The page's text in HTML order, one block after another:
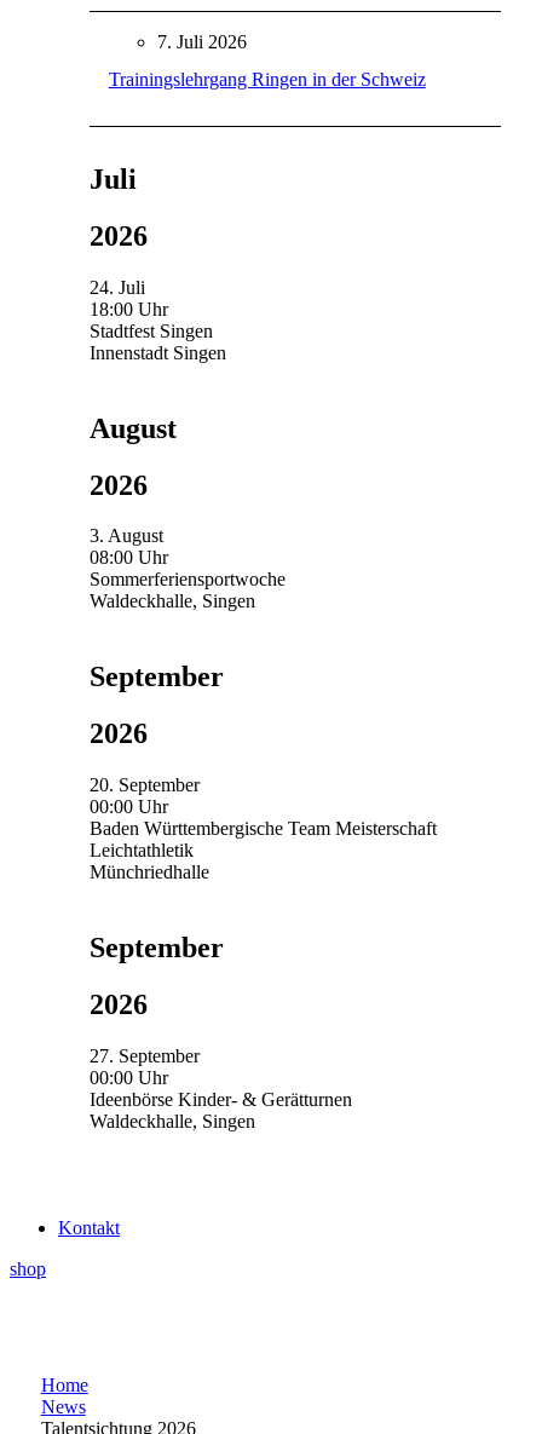
7. Juli 2026
Trainingslehrgang Ringen in der Schweiz
Juli
2026
24. Juli
18:00 Uhr
Stadtfest Singen
Innenstadt Singen
August
2026
3. August
08:00 Uhr
Sommerferiensportwoche
Waldeckhalle, Singen
September
2026
20. September
00:00 Uhr
Baden Württembergische Team Meisterschaft
Leichtathletik
Münchriedhalle
September
2026
27. September
00:00 Uhr
Ideenbörse Kinder- & Gerätturnen
Waldeckhalle, Singen
Kontakt
shop
Home
News
Talentsichtung 2026